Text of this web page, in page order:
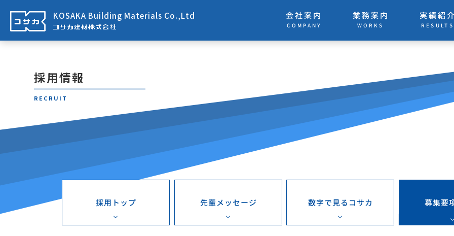
KOSAKA Building Materials Co.,Ltd 会社案内
COMPANY
業務案内
WORKS
実績紹介
RESULTS
採用情報
RECRUIT
採用トップ 先輩メッセージ 数字で見るコサカ 募集要